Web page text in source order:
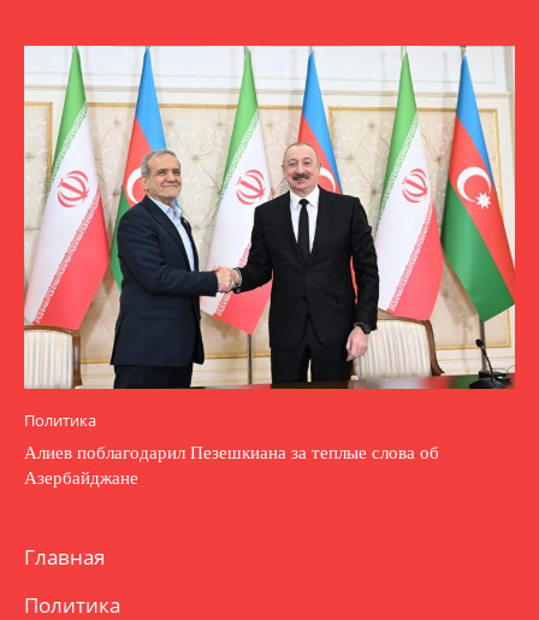
Политика
Алиев поблагодарил Пезешкиана за теплые слова об
Азербайджане
Главная
Политика